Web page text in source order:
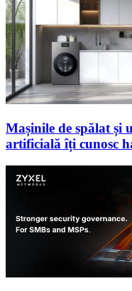
Mașinile de spălat și
artificială îți cunosc